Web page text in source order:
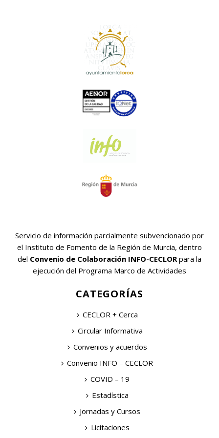
Servicio de información parcialmente subvencionado por
el Instituto de Fomento de la Región de Murcia, dentro
del Convenio de Colaboración INFO-CECLOR para la
ejecución del Programa Marco de Actividades
CATEGORÍAS
CECLOR + Cerca
Circular Informativa
Convenios y acuerdos
Convenio INFO – CECLOR
COVID – 19
Estadística
Jornadas y Cursos
Licitaciones